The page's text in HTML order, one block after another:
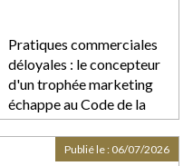
Pratiques commerciales
déloyales : le concepteur
d'un trophée marketing
échappe au Code de la
consommation
Publié le : 06/07/2026